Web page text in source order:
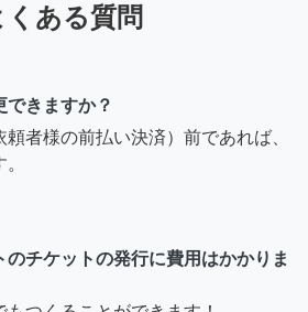
くある質問
できますか？
者様の前払い決済）前であれば、
チケットの発行に費用はかかりま